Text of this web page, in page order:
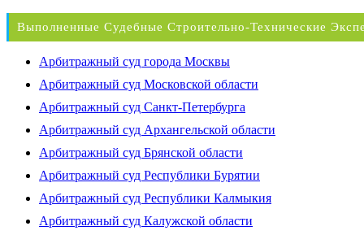
Выполненные Судебные Строительно-Технические
Арбитражный суд города Москвы
Арбитражный суд Московской области
Арбитражный суд Санкт-Петербурга
Арбитражный суд Архангельской области
Арбитражный суд Брянской области
Арбитражный суд Республики Бурятии
Арбитражный суд Республики Калмыкия
Арбитражный суд Калужской области